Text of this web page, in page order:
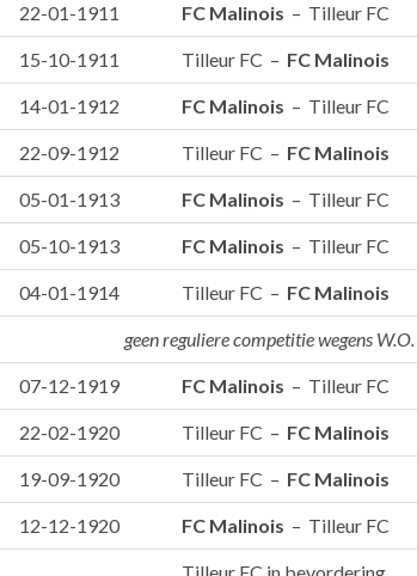
22-01-1911 FC Malinois – Tilleur FC
15-10-1911 Tilleur FC – FC Malinois
14-01-1912 FC Malinois – Tilleur FC
22-09-1912 Tilleur FC – FC Malinois
05-01-1913 FC Malinois – Tilleur FC
05-10-1913 FC Malinois – Tilleur FC
04-01-1914 Tilleur FC – FC Malinois
geen reguliere competitie wegens
07-12-1919 FC Malinois – Tilleur FC
22-02-1920 Tilleur FC – FC Malinois
19-09-1920 Tilleur FC – FC Malinois
12-12-1920 FC Malinois – Tilleur FC